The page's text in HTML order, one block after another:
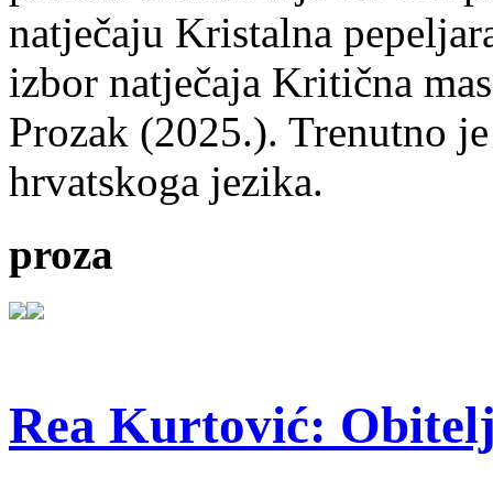
natječaju Kristalna
izbor natječaja Kritična
Prozak (2025.). Trenutno
hrvatskoga jezika.
proza
Rea Kurtović: